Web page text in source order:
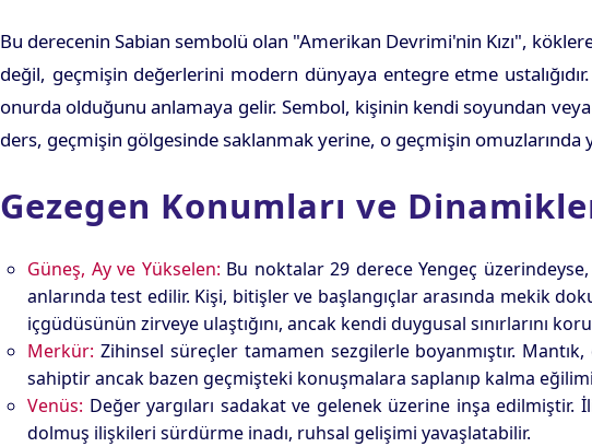
Bu derecenin Sabian sembolü olan "Amerikan Devrimi'nin Kızı",
değil, geçmişin değerlerini modern dünyaya entegre etme
onurda olduğunu anlamaya gelir. Sembol, kişinin kendi soyundan
ders, geçmişin gölgesinde saklanmak yerine, o geçmişin
Gezegen Konumları ve
Güneş, Ay ve Yükselen: Bu noktalar 29 derece Yengeç
anlarında test edilir. Kişi, bitişler ve başlangıçlar arasında mekik
içgüdüsünün zirveye ulaştığını, ancak kendi duygusal sınırlarını
Merkür: Zihinsel süreçler tamamen sezgilerle boyanmıştır.
sahiptir ancak bazen geçmişteki konuşmalara saplanıp kalma
Venüs: Değer yargıları sadakat ve gelenek üzerine inşa
dolmuş ilişkileri sürdürme inadı, ruhsal gelişimi yavaşlatabilir.